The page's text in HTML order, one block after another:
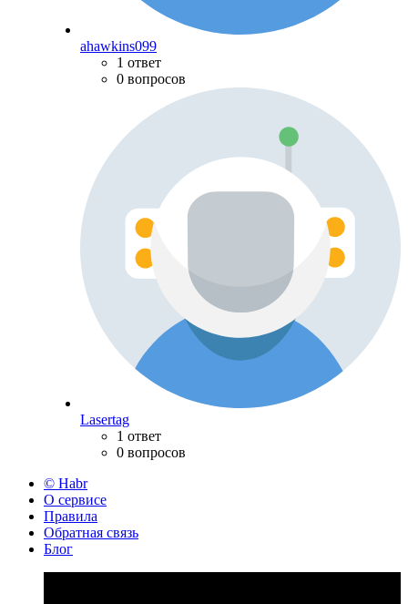
ahawkins099
1 ответ
0 вопросов
Lasertag
1 ответ
0 вопросов
© Habr
О сервисе
Правила
Обратная связь
Блог